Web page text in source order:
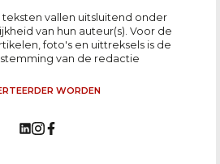
vallen uitsluitend onder
van hun auteur(s). Voor de
foto's en uittreksels is de
van de redactie
WORDEN